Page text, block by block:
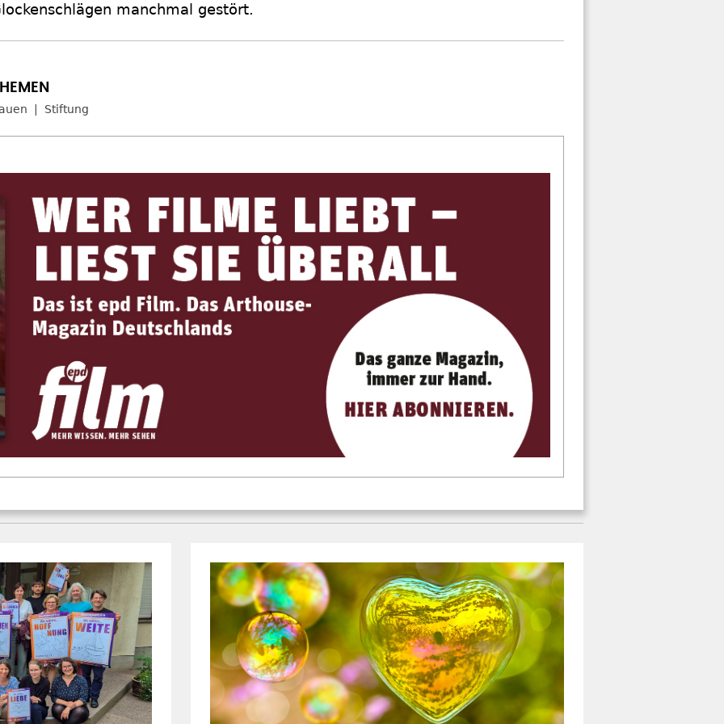
manchmal gestört.
Stiftung
statt
"HERZEN HOCH FÜR DICH!"
EKD startet Segensaktion für
Auszubildende